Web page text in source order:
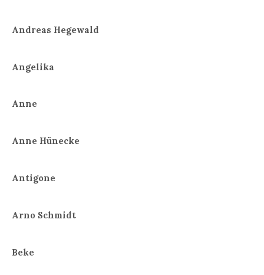
Andreas Hegewald
Angelika
Anne
Anne Hünecke
Antigone
Arno Schmidt
Beke